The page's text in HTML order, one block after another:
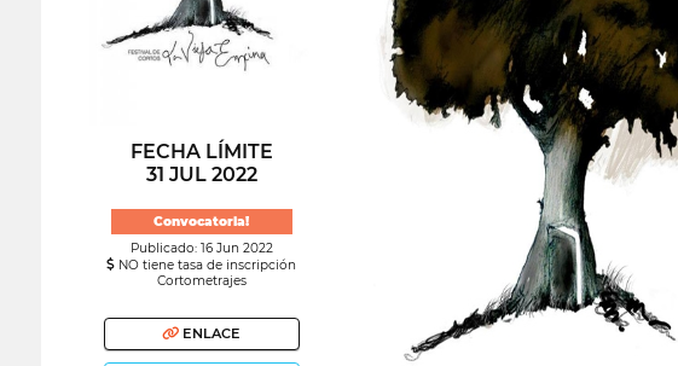
FECHA LÍMITE
31 JUL 2022
Convocatoria!
Publicado: 16 Jun 2022
NO tiene tasa de inscripción
Cortometrajes
ENLACE